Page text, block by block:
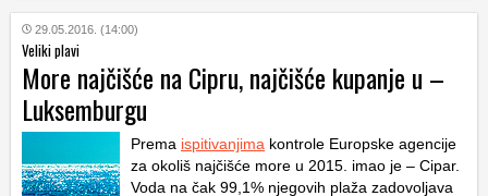
29.05.2016. (14:00)
Veliki plavi
More najčišće na Cipru, najčišće kupanje u –
Luksemburgu
Prema ispitivanjima kontrole Europske agencije
za okoliš najčišće more u 2015. imao je – Cipar.
Voda na čak 99,1% njegovih plaža zadovoljava